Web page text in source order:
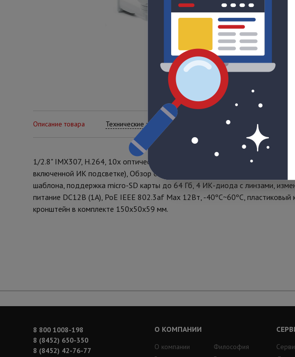
Описание товара Технические характеристики
1/2.8" IMX307, H.264, 10x оптическое увеличение 5.1~51 мм
включенной ИК подсветке), Обзор 0°~250°, наклон 60°, Вращение: 0,5°/
шаблона, поддержка micro-SD карты до 64 Гб, 4 ИК-диода с линзами,
питание DC12В (1А), PoE IEEE 802.3af Мах 12Вт, -40ºC~60ºC,
кронштейн в комплекте 150х50х59 мм.
8 800 1008-198
8 (8452) 650-350
8 (8452) 42-76-77
О КОМПАНИИ
О компании
Философия